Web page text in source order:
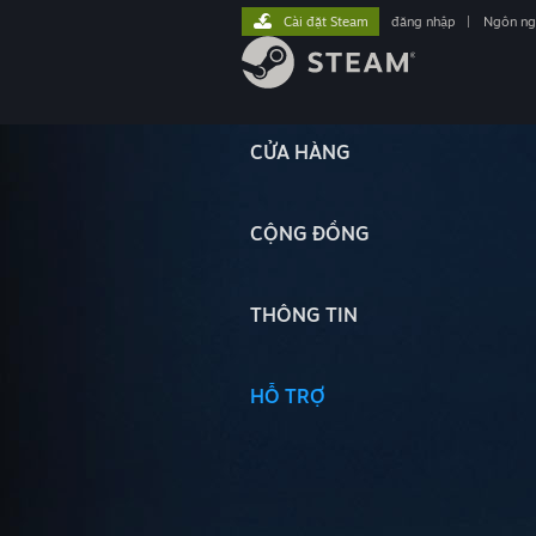
CỬA HÀNG
CỘNG ĐỒNG
THÔNG TIN
HỖ TRỢ
Cài đặt Steam đăng nhập Ngôn